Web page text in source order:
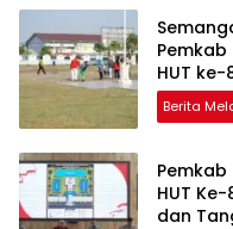
Pemkab
HUT ke-
Berita
HUT
dan